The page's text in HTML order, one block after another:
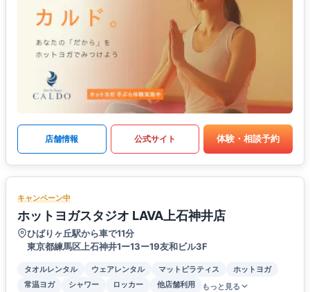
店舗情報 公式サイト 体験・相談予約
キャンペーン中
ホットヨガスタジオ LAVA上石神井店
ひばりヶ丘駅から車で11分
東京都練馬区上石神井1ー13ー19友和ビル3F
タオルレンタル ウェアレンタル マットピラティス
ホットヨガ
常温ヨガ
シャワー ロッカー 他店舗利用 もっと見る